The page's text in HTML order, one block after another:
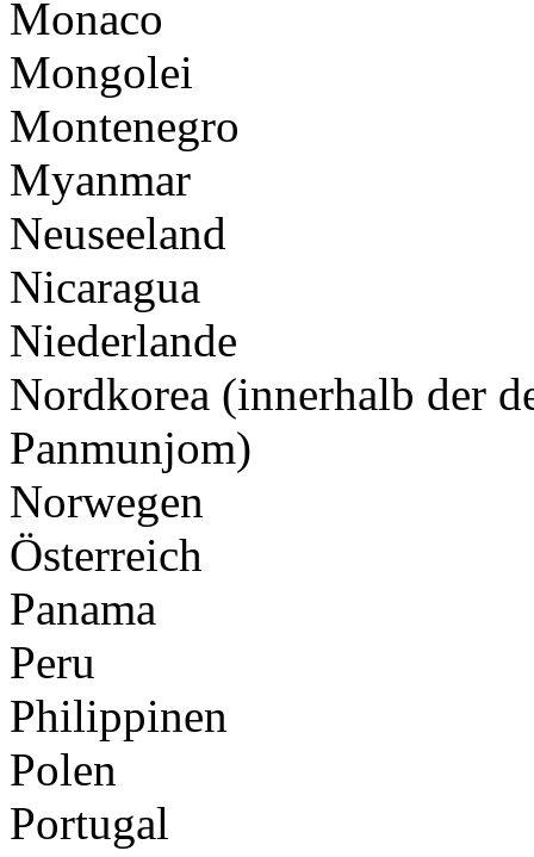
Monaco
Mongolei
Montenegro
Myanmar
Neuseeland
Nicaragua
Niederlande
Nordkorea (innerhalb der
Panmunjom)
Norwegen
Österreich
Panama
Peru
Philippinen
Polen
Portugal